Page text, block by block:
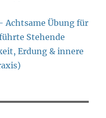
Achtsame Übung für
Stehende
Erdung & innere